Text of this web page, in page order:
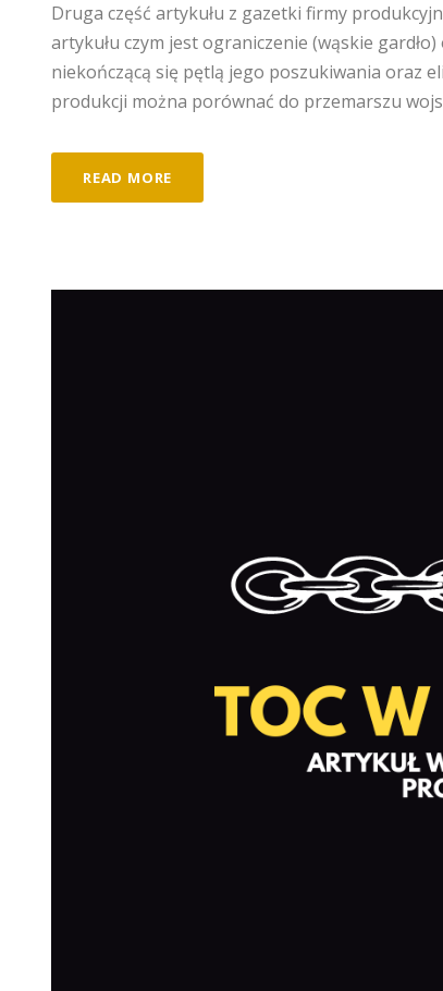
Druga część artykułu z gazetki firmy
artykułu czym jest ograniczenie (wąskie
niekończącą się pętlą jego poszukiwania oraz
produkcji można porównać do przemarszu
READ MORE